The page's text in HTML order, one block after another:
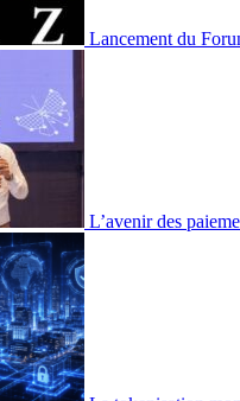
Lancement du
L’avenir des